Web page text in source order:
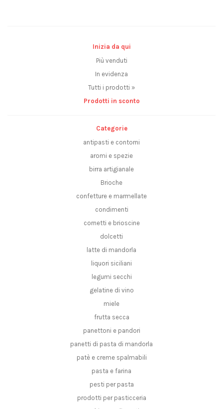
Inizia da qui
Più venduti
In evidenza
Tutti i prodotti »
Prodotti in sconto
Categorie
antipasti e contorni
aromi e spezie
birra artigianale
Brioche
confetture e marmellate
condimenti
cornetti e brioscine
dolcetti
latte di mandorla
liquori siciliani
legumi secchi
gelatine di vino
miele
frutta secca
panettoni e pandori
panetti di pasta di mandorla
patè e creme spalmabili
pasta e farina
pesti per pasta
prodotti per pasticceria